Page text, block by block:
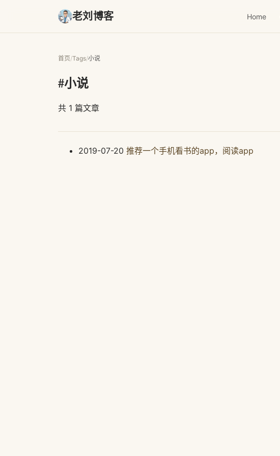
老刘博客 Home
首页/Tags/小说
#小说
共 1 篇文章
2019-07-20 推荐一个手机看书的app，阅读app